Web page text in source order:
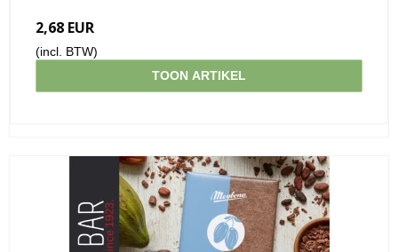
2,68 EUR
(incl. BTW)
TOON ARTIKEL